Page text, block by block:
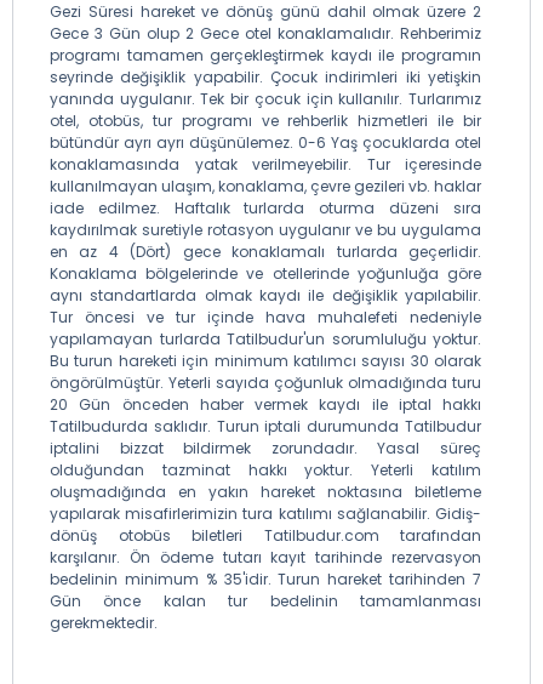
Gezi Süresi hareket ve dönüş günü dahil olmak üzere 2
Gece 3 Gün olup 2 Gece otel konaklamalıdır. Rehberimiz
programı tamamen gerçekleştirmek kaydı ile programın
seyrinde değişiklik yapabilir. Çocuk indirimleri iki yetişkin
yanında uygulanır. Tek bir çocuk için kullanılır. Turlarımız
otel, otobüs, tur programı ve rehberlik hizmetleri ile bir
bütündür ayrı ayrı düşünülemez. 0-6 Yaş çocuklarda otel
konaklamasında yatak verilmeyebilir. Tur içeresinde
kullanılmayan ulaşım, konaklama, çevre gezileri vb. haklar
iade edilmez. Haftalık turlarda oturma düzeni sıra
kaydırılmak suretiyle rotasyon uygulanır ve bu uygulama
en az 4 (Dört) gece konaklamalı turlarda geçerlidir.
Konaklama bölgelerinde ve otellerinde yoğunluğa göre
aynı standartlarda olmak kaydı ile değişiklik yapılabilir.
Tur öncesi ve tur içinde hava muhalefeti nedeniyle
yapılamayan turlarda Tatilbudur'un sorumluluğu yoktur.
Bu turun hareketi için minimum katılımcı sayısı 30 olarak
öngörülmüştür. Yeterli sayıda çoğunluk olmadığında turu
20 Gün önceden haber vermek kaydı ile iptal hakkı
Tatilbudurda saklıdır. Turun iptali durumunda Tatilbudur
iptalini bizzat bildirmek zorundadır. Yasal süreç
olduğundan tazminat hakkı yoktur. Yeterli katılım
oluşmadığında en yakın hareket noktasına biletleme
yapılarak misafirlerimizin tura katılımı sağlanabilir. Gidiş-
dönüş otobüs biletleri Tatilbudur.com tarafından
karşılanır. Ön ödeme tutarı kayıt tarihinde rezervasyon
bedelinin minimum % 35'idir. Turun hareket tarihinden 7
Gün önce kalan tur bedelinin tamamlanması
gerekmektedir.